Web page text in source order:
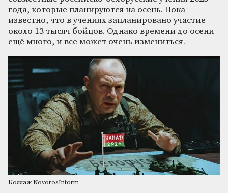
года, которые планируются на осень. Пока
известно, что в учениях запланировано участие
около 13 тысяч бойцов. Однако времени до осени
ещё много, и все может очень измениться.
Коллаж NovorosInform